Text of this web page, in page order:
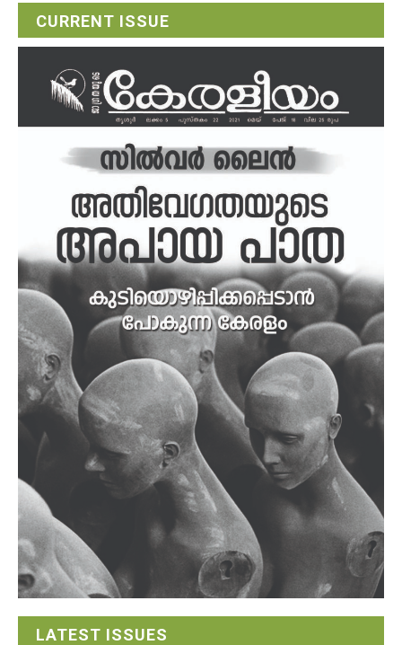
CURRENT ISSUE
LATEST ISSUES